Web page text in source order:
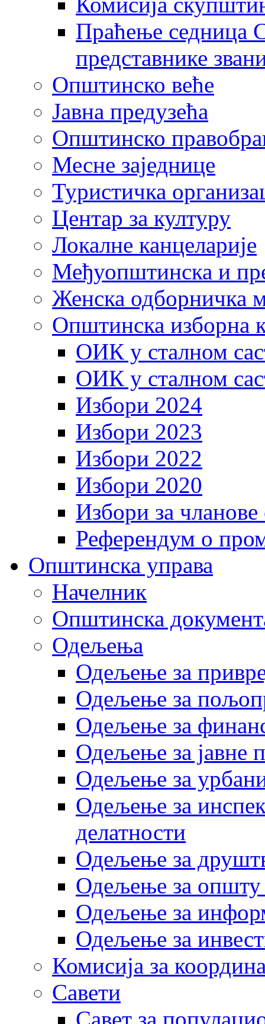
Праћење седница
представнике
Општинско веће
Јавна предузећа
Општинско
Месне заједнице
Туристичка
Центaр за културу
Локалне канцеларије
Међуопштинска и
Женска одборничка
Општинска изборна
ОИК у сталном
ОИК у сталном
Избори 2024
Избори 2023
Избори 2022
Избори 2020
Избори за
Референдум о
Општинска управа
Начелник
Општинска
Одељења
Одељење за
Одељење за
Одељење за
Одељење за јавне
Одељење за
Одељење за
делатности
Одељење за
Одељење за општу
Одељење за
Одељење за
Комисија за
Савети
Савет за